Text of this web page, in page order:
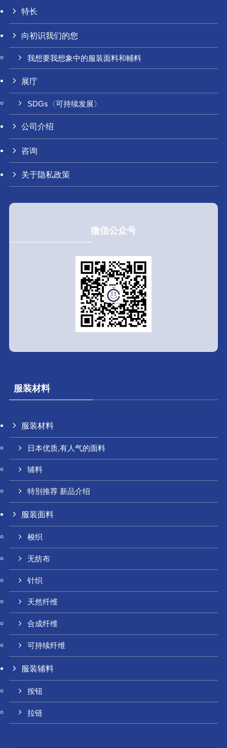
特长
向初识我们的您
我想要我想象中的服装面料和輔料
展庁
SDGs〈可持续发展〉
公司介绍
咨询
关于隐私政策
微信公众号
服装材料
服装材料
日本优质,有人气的面料
辅料
特別推荐 新品介绍
服装面料
梭织
无纺布
针织
天然纤维
合成纤维
可持续纤维
服装辅料
按钮
拉链